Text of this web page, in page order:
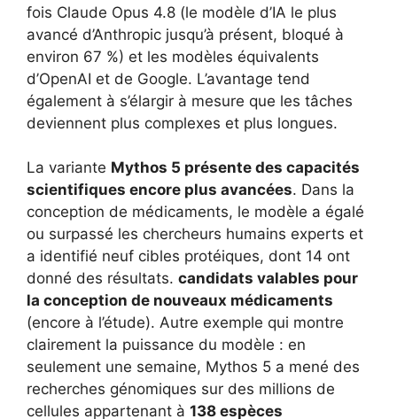
fois Claude Opus 4.8 (le modèle d’IA le plus
avancé d’Anthropic jusqu’à présent, bloqué à
environ 67 %) et les modèles équivalents
d’OpenAI et de Google. L’avantage tend
également à s’élargir à mesure que les tâches
deviennent plus complexes et plus longues.
La variante Mythos 5 présente des capacités
scientifiques encore plus avancées. Dans la
conception de médicaments, le modèle a égalé
ou surpassé les chercheurs humains experts et
a identifié neuf cibles protéiques, dont 14 ont
donné des résultats. candidats valables pour
la conception de nouveaux médicaments
(encore à l’étude). Autre exemple qui montre
clairement la puissance du modèle : en
seulement une semaine, Mythos 5 a mené des
recherches génomiques sur des millions de
cellules appartenant à 138 espèces